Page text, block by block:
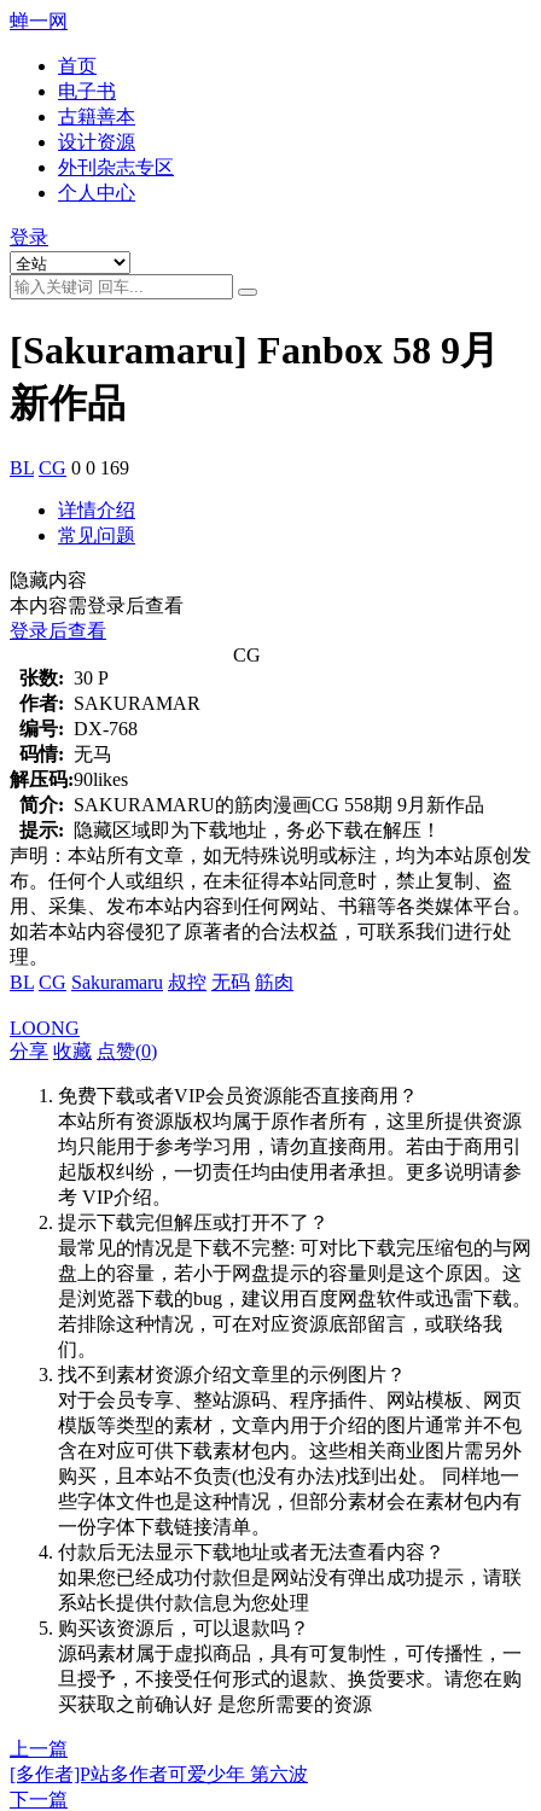
蝉一网
首页
电子书
古籍善本
设计资源
外刊杂志专区
个人中心
登录
[Sakuramaru] Fanbox 58 9月
新作品
BL CG 0 0 169
详情介绍
常见问题
隐藏内容
本内容需登录后查看
登录后查看
CG
张数: 30 P
作者: SAKURAMAR
编号: DX-768
码情: 无马
解压码:90likes
简介: SAKURAMARU的筋肉漫画CG 558期 9月新作品
提示:
隐藏区域即为下载地址，务必下载在解压！
声明：本站所有文章，如无特殊说明或标注，均为本站原创发
布。任何个人或组织，在未征得本站同意时，禁止复制、盗
用、采集、发布本站内容到任何网站、书籍等各类媒体平台。
如若本站内容侵犯了原著者的合法权益，可联系我们进行处
理。
BL CG Sakuramaru 叔控 无码 筋肉
LOONG
分享 收藏 点赞(0)
免费下载或者VIP会员资源能否直接商用？
本站所有资源版权均属于原作者所有，这里所提供资源
均只能用于参考学习用，请勿直接商用。若由于商用引
起版权纠纷，一切责任均由使用者承担。更多说明请参
考 VIP介绍。
提示下载完但解压或打开不了？
最常见的情况是下载不完整: 可对比下载完压缩包的与网
盘上的容量，若小于网盘提示的容量则是这个原因。这
是浏览器下载的bug，建议用百度网盘软件或迅雷下载。
若排除这种情况，可在对应资源底部留言，或联络我
们。
找不到素材资源介绍文章里的示例图片？
对于会员专享、整站源码、程序插件、网站模板、网页
模版等类型的素材，文章内用于介绍的图片通常并不包
含在对应可供下载素材包内。这些相关商业图片需另外
购买，且本站不负责(也没有办法)找到出处。 同样地一
些字体文件也是这种情况，但部分素材会在素材包内有
一份字体下载链接清单。
付款后无法显示下载地址或者无法查看内容？
如果您已经成功付款但是网站没有弹出成功提示，请联
系站长提供付款信息为您处理
购买该资源后，可以退款吗？
源码素材属于虚拟商品，具有可复制性，可传播性，一
旦授予，不接受任何形式的退款、换货要求。请您在购
买获取之前确认好 是您所需要的资源
上一篇
[多作者]P站多作者可爱少年 第六波
下一篇